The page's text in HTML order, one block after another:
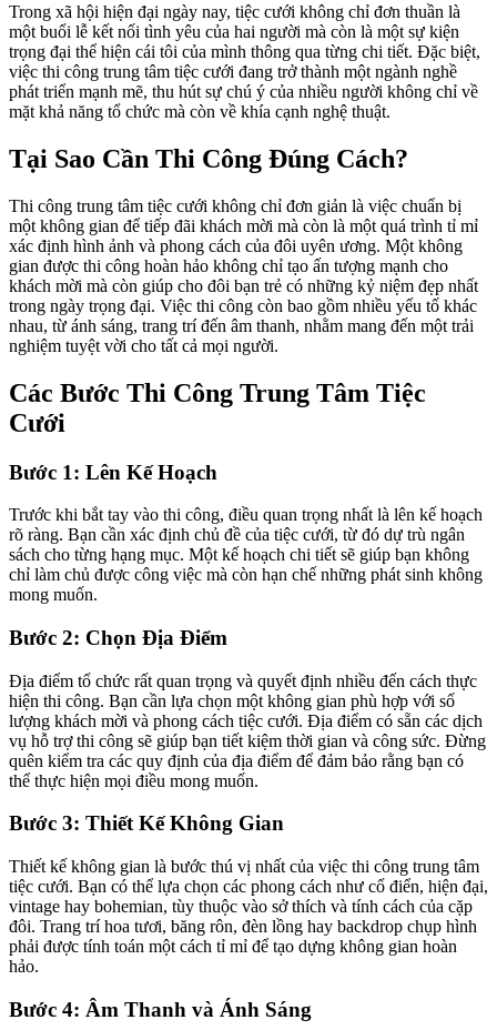
Trong xã hội hiện đại ngày nay, tiệc cưới không chỉ đơn thuần là
một buổi lễ kết nối tình yêu của hai người mà còn là một sự kiện
trọng đại thể hiện cái tôi của mình thông qua từng chi tiết. Đặc biệt,
việc thi công trung tâm tiệc cưới đang trở thành một ngành nghề
phát triển mạnh mẽ, thu hút sự chú ý của nhiều người không chỉ về
mặt khả năng tổ chức mà còn về khía cạnh nghệ thuật.
Tại Sao Cần Thi Công Đúng Cách?
Thi công trung tâm tiệc cưới không chỉ đơn giản là việc chuẩn bị
một không gian để tiếp đãi khách mời mà còn là một quá trình tỉ mỉ
xác định hình ảnh và phong cách của đôi uyên ương. Một không
gian được thi công hoàn hảo không chỉ tạo ấn tượng mạnh cho
khách mời mà còn giúp cho đôi bạn trẻ có những kỷ niệm đẹp nhất
trong ngày trọng đại. Việc thi công còn bao gồm nhiều yếu tố khác
nhau, từ ánh sáng, trang trí đến âm thanh, nhằm mang đến một trải
nghiệm tuyệt vời cho tất cả mọi người.
Các Bước Thi Công Trung Tâm Tiệc
Cưới
Bước 1: Lên Kế Hoạch
Trước khi bắt tay vào thi công, điều quan trọng nhất là lên kế hoạch
rõ ràng. Bạn cần xác định chủ đề của tiệc cưới, từ đó dự trù ngân
sách cho từng hạng mục. Một kế hoạch chi tiết sẽ giúp bạn không
chỉ làm chủ được công việc mà còn hạn chế những phát sinh không
mong muốn.
Bước 2: Chọn Địa Điểm
Địa điểm tổ chức rất quan trọng và quyết định nhiều đến cách thực
hiện thi công. Bạn cần lựa chọn một không gian phù hợp với số
lượng khách mời và phong cách tiệc cưới. Địa điểm có sẵn các dịch
vụ hỗ trợ thi công sẽ giúp bạn tiết kiệm thời gian và công sức. Đừng
quên kiểm tra các quy định của địa điểm để đảm bảo rằng bạn có
thể thực hiện mọi điều mong muốn.
Bước 3: Thiết Kế Không Gian
Thiết kế không gian là bước thú vị nhất của việc thi công trung tâm
tiệc cưới. Bạn có thể lựa chọn các phong cách như cổ điển, hiện đại,
vintage hay bohemian, tùy thuộc vào sở thích và tính cách của cặp
đôi. Trang trí hoa tươi, băng rôn, đèn lồng hay backdrop chụp hình
phải được tính toán một cách tỉ mỉ để tạo dựng không gian hoàn
hảo.
Bước 4: Âm Thanh và Ánh Sáng